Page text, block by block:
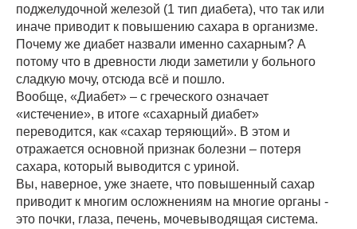
поджелудочной железой (1 тип диабета), что так или
иначе приводит к повышению сахара в организме.
Почему же диабет назвали именно сахарным? А
потому что в древности люди заметили у больного
сладкую мочу, отсюда всё и пошло.
Вообще, «Диабет» – с греческого означает
«истечение», в итоге «сахарный диабет»
переводится, как «сахар теряющий». В этом и
отражается основной признак болезни – потеря
сахара, который выводится с уриной.
Вы, наверное, уже знаете, что повышенный сахар
приводит к многим осложнениям на многие органы -
это почки, глаза, печень, мочевыводящая система.